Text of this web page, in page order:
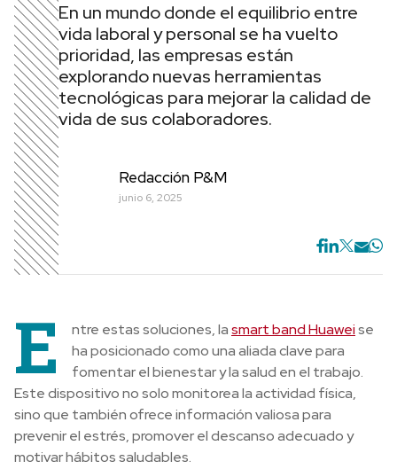
En un mundo donde el equilibrio entre
vida laboral y personal se ha vuelto
prioridad, las empresas están
explorando nuevas herramientas
tecnológicas para mejorar la calidad de
vida de sus colaboradores.
Redacción P&M
junio 6, 2025
E ntre estas soluciones, lasmart band Huaweise
ha posicionado como una aliada clave para
fomentar el bienestar y la salud en el trabajo.
Este dispositivo no solo monitorea la actividad física,
sino que también ofrece información valiosa para
prevenir el estrés, promover el descanso adecuado y
motivar hábitos saludables.